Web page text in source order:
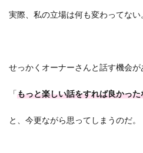
実際、私の立場は何も変わってない
せっかくオーナーさんと話す機会が
「もっと楽しい話をすれば良かった
と、今更ながら思ってしまうのだ。